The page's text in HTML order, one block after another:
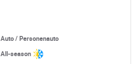
Auto / Personenauto
All-season